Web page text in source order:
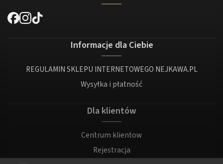
Informacje dla Ciebie
REGULAMIN SKLEPU INTERNETOWEGO NEJKAWA.PL
Wysyłka i płatność
Dla klientów
Centrum klientow
Rejestracja